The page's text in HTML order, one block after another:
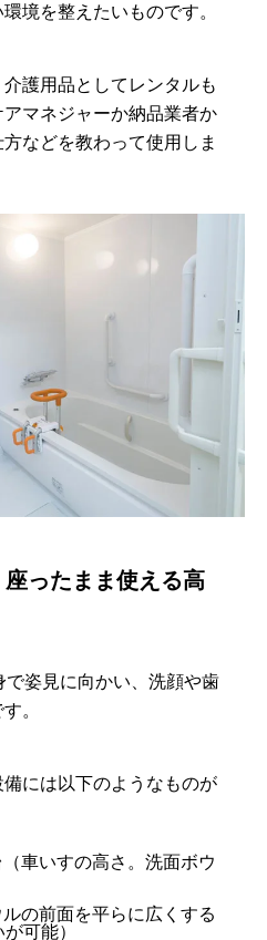
境を整えたいものです。
護用品としてレンタルも
マネジャーか納品業者か
などを教わって使用しま
ったまま使える高
姿見に向かい、洗顔や歯
。
には以下のようなものが
車いすの高さ。洗面ボウ
の前面を平らに広くする
可能）